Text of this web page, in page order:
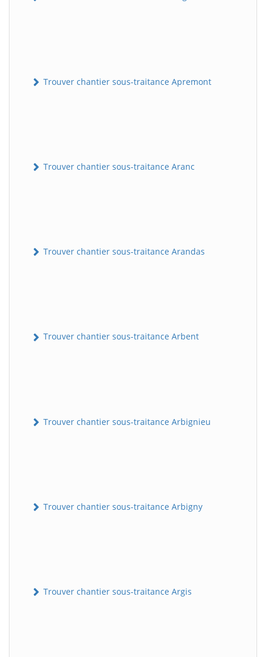
Trouver chantier sous-traitance Apremont
Trouver chantier sous-traitance Aranc
Trouver chantier sous-traitance Arandas
Trouver chantier sous-traitance Arbent
Trouver chantier sous-traitance Arbignieu
Trouver chantier sous-traitance Arbigny
Trouver chantier sous-traitance Argis